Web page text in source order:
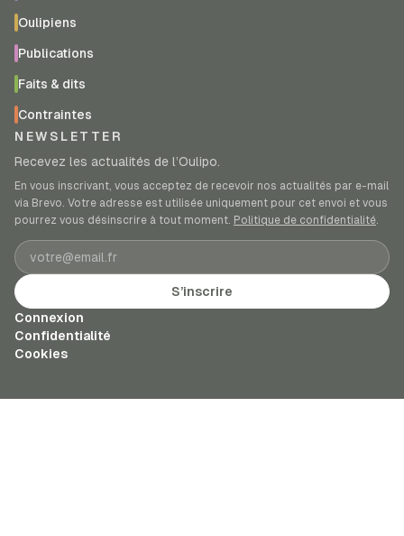
Oulipiens
Publications
Faits & dits
Contraintes
NEWSLETTER
Recevez les actualités de l’Oulipo.
En vous inscrivant, vous acceptez de recevoir nos actualités par e-mail
via Brevo. Votre adresse est utilisée uniquement pour cet envoi et vous
pourrez vous désinscrire à tout moment. Politique de confidentialité.
Adresse e-mail
S’inscrire
Connexion
Confidentialité
Cookies